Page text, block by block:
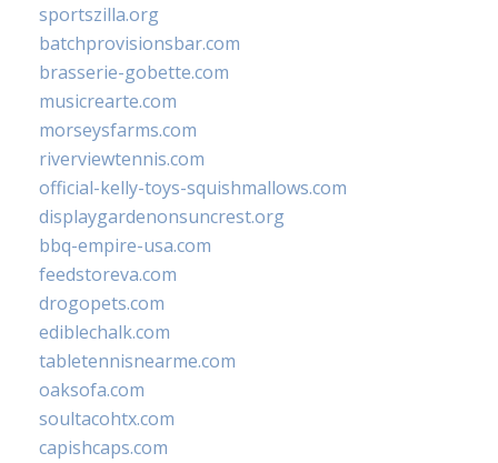
sportszilla.org
batchprovisionsbar.com
brasserie-gobette.com
musicrearte.com
morseysfarms.com
riverviewtennis.com
official-kelly-toys-squishmallows.com
displaygardenonsuncrest.org
bbq-empire-usa.com
feedstoreva.com
drogopets.com
ediblechalk.com
tabletennisnearme.com
oaksofa.com
soultacohtx.com
capishcaps.com